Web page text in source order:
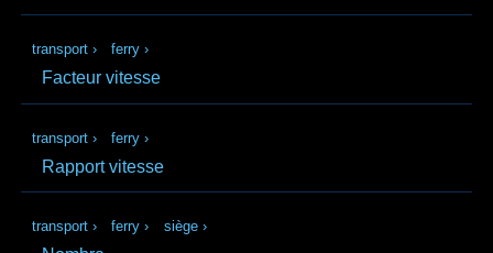
transport › ferry ›
Facteur vitesse
transport › ferry ›
Rapport vitesse
transport › ferry › siège ›